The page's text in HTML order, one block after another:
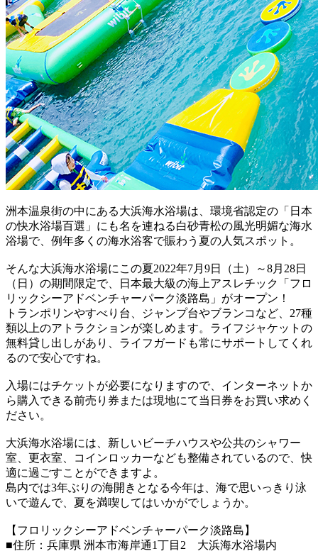
洲本温泉街の中にある大浜海水浴場は、環境省認定の「日本
の快水浴場百選」にも名を連ねる白砂青松の風光明媚な海水
浴場で、例年多くの海水浴客で賑わう夏の人気スポット。
そんな大浜海水浴場にこの夏2022年7月9日（土）～8月28日
（日）の期間限定で、日本最大級の海上アスレチック「フロ
リックシーアドベンチャーパーク淡路島」がオープン！
トランポリンやすべり台、ジャンプ台やブランコなど、27種
類以上のアトラクションが楽しめます。ライフジャケットの
無料貸し出しがあり、ライフガードも常にサポートしてくれ
るので安心ですね。
入場にはチケットが必要になりますので、インターネットか
ら購入できる前売り券または現地にて当日券をお買い求めく
ださい。
大浜海水浴場には、新しいビーチハウスや公共のシャワー
室、更衣室、コインロッカーなども整備されているので、快
適に過ごすことができますよ。
島内では3年ぶりの海開きとなる今年は、海で思いっきり泳
いで遊んで、夏を満喫してはいかがでしょうか。
【フロリックシーアドベンチャーパーク淡路島】
■住所：兵庫県 洲本市海岸通1丁目2 大浜海水浴場内